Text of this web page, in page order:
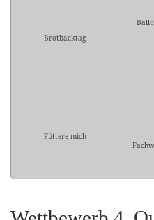
Brotbacktag
Füttere mich